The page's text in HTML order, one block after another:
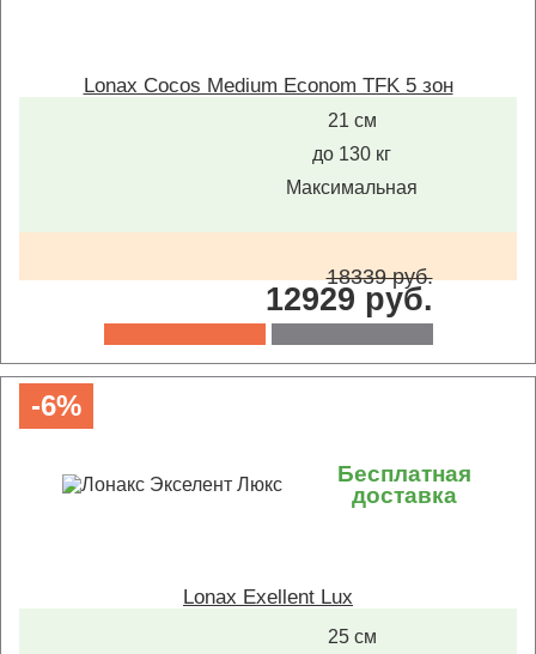
Lonax Cocos Medium Econom TFK 5 зон
21 см
до 130 кг
Максимальная
18339 руб.
12929 руб.
-6%
Бесплатная
доставка
Lonax Exellent Lux
25 см